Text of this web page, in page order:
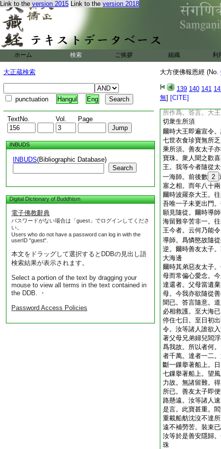
Link to the version 2015 Link to the version 2018
ホーム 検索 ご挨拶 組織 利
大正蔵検索
punctuation Hangul Eng
TextNo. Vol. Page
INBUDS
INBUDS(Bibliographic Database)
Search
Digital Dictionary of Buddhism
電子佛教辭典
パスワードがない場合は「guest」でログインしてくださ
い。
Users who do not have a password can log in with the
userID "guest".
本文をドラッグして選択するとDDBの見出し語
検索結果が表示されます。
Select a portion of the text by dragging your
mouse to view all terms in the text contained in
the DDB. ・
Password Access Policies
大方便佛報恩經 (No.
139 140 141
無] [CITE]
20 愁畏其不
言誘喩可起飮食。此
得存立。不飮食者
若不聽許者。必沒
動。不可違戻。何
大王垂慈聽入大海
者必喪於此。王不
爾時善友太子。即
右夫人及諸婇女百
太子今者爲死活耶
歡喜飮食。王問太
所作爲。答言。大
切衆生所須
爾時大王即遍宣令
七世衣食珍寶無所
乘所須。善友太子
寶珠。衆人聞之歡
王。我等今者隨從
一海師。前後數 2
塞之相。而年八十
爾時波羅奈大王。
吾唯一子未更出門
願見隨從。爾時導
海留難辛苦非一。
王今者。云何乃能
導師。爲憐愍故隨
逆。爾時善友太子
大海邊
爾時其弟惡友太子
母而常偏心愛念。
達還者。父母當遺
母。今我亦欲隨從
聞已。答言隨意。
必相救護。至大海
停住七日。至日初
令。汝等諸人誰欲
著父母兄弟婦兒閻
爲我故。所以者何
者千萬。達者一二
斷一鏁擧著船上。
七鏁擧著船上。望
力故。無諸留難。
所已。善友太子即
路懸遠。汝等諸人
是言。此寶甚重。
重載船舫沈沒不達
遠不補勞苦。裝束
汝等於是善安隱歸
珠